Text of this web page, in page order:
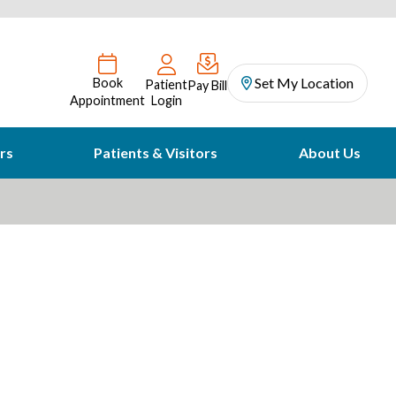
Book
Appointment
Patient
Login
Pay Bill Set My Location
Patients & Visitors About Us